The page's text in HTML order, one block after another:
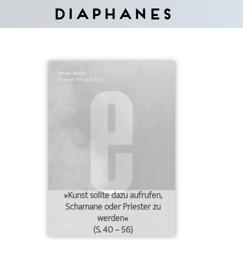
Diaphanes
»Kunst sollte dazu aufrufen,
Schamane oder Priester zu
werden«
(S. 40 – 56)